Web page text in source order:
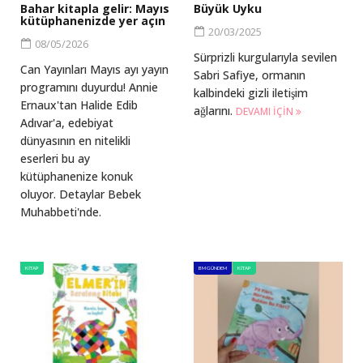
Bahar kitapla gelir: Mayıs
kütüphanenizde yer açın
08/05/2026
Can Yayınları Mayıs ayı yayın
programını duyurdu! Annie
Ernaux'tan Halide Edib
Adıvar'a, edebiyat
dünyasının en nitelikli
eserleri bu ay
kütüphanenize konuk
oluyor. Detaylar Bebek
Muhabbeti'nde.
Büyük Uyku
20/03/2025
Sürprizli kurgularıyla sevilen
Sabri Safiye, ormanın
kalbindeki gizli iletişim
ağlarını. DEVAMI IÇIN
KITAP BM GÜNDEM KITAP